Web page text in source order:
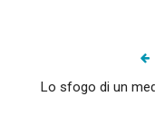
Lo sfogo di un